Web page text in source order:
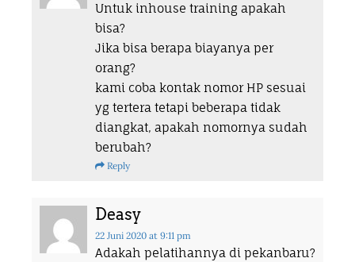
Untuk inhouse training apakah
bisa?
Jika bisa berapa biayanya per
orang?
kami coba kontak nomor HP sesuai
yg tertera tetapi beberapa tidak
diangkat, apakah nomornya sudah
berubah?
Reply
Deasy
22 Juni 2020 at 9:11 pm
Adakah pelatihannya di pekanbaru?